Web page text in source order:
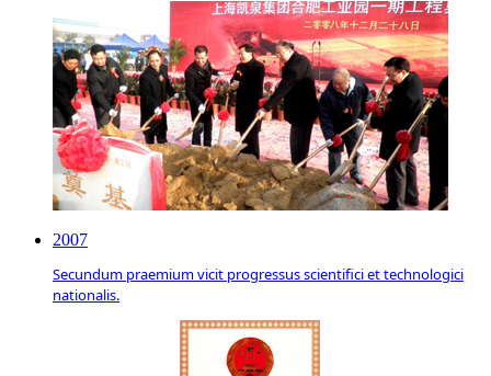
2007
Secundum praemium vicit progressus scientifici et technologici
nationalis.